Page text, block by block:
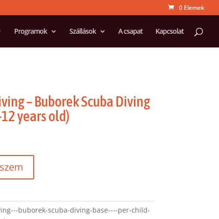
0 Elemek
Programok Szállások A csapat Kapcsolat
– Buborek Scuba Diving
years old)
buborek-scuba-diving-base----per-child-